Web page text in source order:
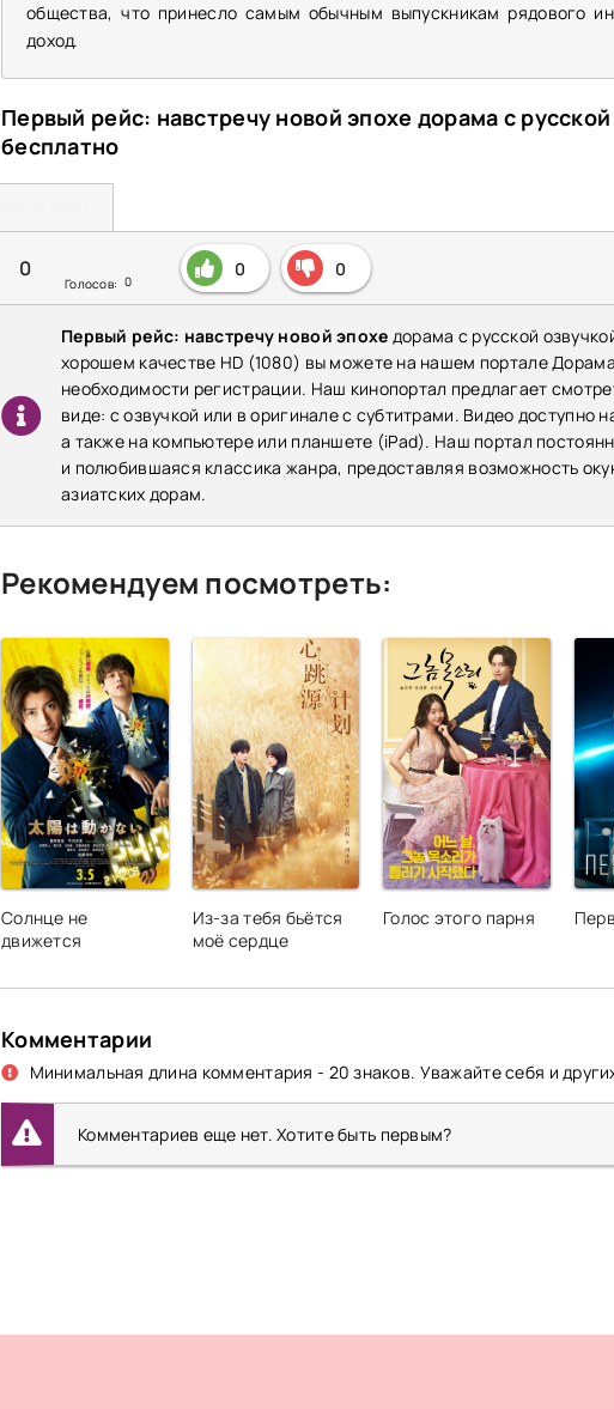
общества, что принесло самым обычным выпускникам рядового
доход.
Первый рейс: навстречу новой эпохе дорама с
бесплатно
0
Голосов: 0
0 0
Первый рейс: навстречу новой эпохе дорама с русской
хорошем качестве HD (1080) вы можете на нашем портале
необходимости регистрации. Наш кинопортал предлагает
виде: с озвучкой или в оригинале с субтитрами. Видео доступно
а также на компьютере или планшете (iPad). Наш портал
и полюбившаяся классика жанра, предоставляя возможность
азиатских дорам.
Рекомендуем посмотреть:
Солнце не
движется
Из-за тебя бьётся
моё сердце
Голос этого парня
Комментарии
Минимальная длина комментария - 20 знаков. Уважайте себя и
Комментариев еще нет. Хотите быть первым?